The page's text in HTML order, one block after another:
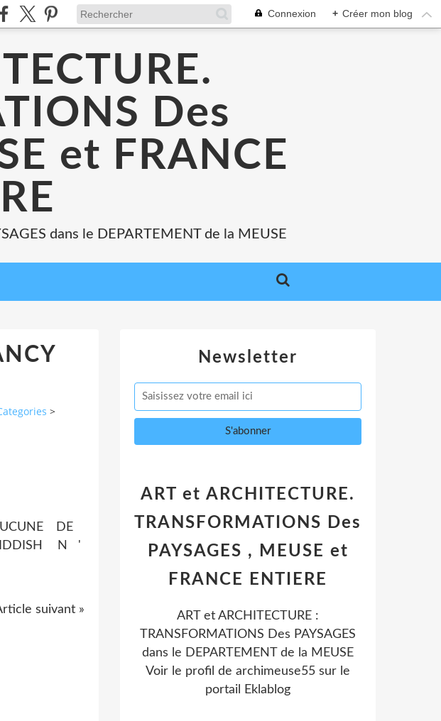
Connexion + Créer mon blog
Des
et FRANCE
dans le DEPARTEMENT de la MEUSE
>
DE
N '
suivant »
Newsletter
ART et ARCHITECTURE.
TRANSFORMATIONS Des
PAYSAGES , MEUSE et
FRANCE ENTIERE
ART et ARCHITECTURE :
TRANSFORMATIONS Des PAYSAGES
dans le DEPARTEMENT de la MEUSE
Voir le profil de archimeuse55 sur le
portail Eklablog